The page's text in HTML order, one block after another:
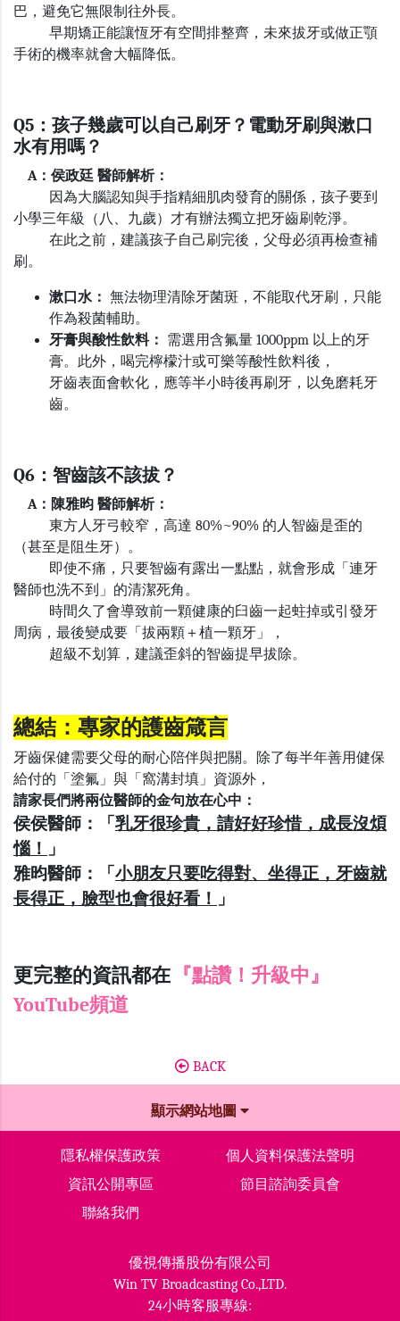
巴，避免它無限制往外長。
早期矯正能讓恆牙有空間排整齊，未來拔牙或做正顎
手術的機率就會大幅降低。
Q5 ：孩子幾歲可以自己刷牙？電動牙刷與漱口
水有用嗎？
A：侯政廷 醫師解析：
因為大腦認知與手指精細肌肉發育的關係，孩子要到
小學三年級（八、九歲）才有辦法獨立把牙齒刷乾淨。
在此之前，建議孩子自己刷完後，父母必須再檢查補
刷。
漱口水： 無法物理清除牙菌斑，不能取代牙刷，只能
作為殺菌輔助。
牙膏與酸性飲料：
需選用含氟量 1000ppm 以上的牙
膏。此外，喝完檸檬汁或可樂等酸性飲料後，
牙齒表面會軟化，應等半小時後再刷牙，以免磨耗牙
齒。
Q6 ：智齒該不該拔？
A：陳雅昀 醫師解析：
東方人牙弓較窄，高達 80%~90% 的人智齒是歪的
（甚至是阻生牙）。
即使不痛，只要智齒有露出一點點，就會形成「連牙
醫師也洗不到」的清潔死角。
時間久了會導致前一顆健康的臼齒一起蛀掉或引發牙
周病，最後變成要「拔兩顆＋植一顆牙」，
超級不划算，建議歪斜的智齒提早拔除。
總結：專家的護齒箴言
牙齒保健需要父母的耐心陪伴與把關。除了每半年善用健保
給付的「塗氟」與「窩溝封填」資源外，
請家長們將兩位醫師的金句放在心中：
侯侯醫師：「 乳牙很珍貴，請好好珍惜，成長沒煩
惱！
」
雅昀醫師：「 小朋友只要吃得對、坐得正，牙齒就
長得正，臉型也會很好看！
」
更完整的資訊都在 『點讚！升級中』
YouTube頻道
BACK
顯示網站地圖
隱私權保護政策
個人資料保護法聲明
資訊公開專區
節目諮詢委員會
聯絡我們
優視傳播股份有限公司
Win TV Broadcasting Co.,LTD.
24小時客服專線: